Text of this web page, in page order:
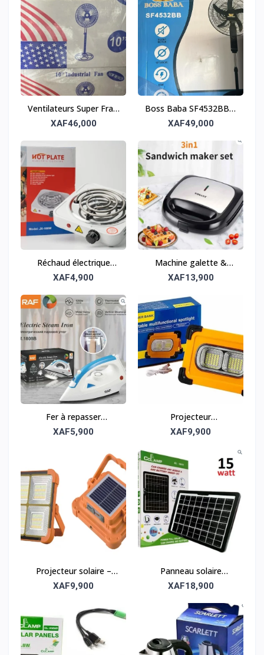
Ventilateurs Super Frais
– Carton de 4 pour un
XAF46,000
Boss Baba SF4532BB –
Ventilateur sur pied à
de 2)
XAF49,000
Réchaud électrique
portable JX-100W –
XAF4,900
Machine galette &
sandwich 3-en-1 –
XAF13,900
Fer à repasser
électrique – Repassage
XAF5,900
Projecteur
multifonctionnel –
XAF9,900
Projecteur solaire –
Puissant et étanche
XAF9,900
Panneau solaire
portable CclLAMP CL-
XAF18,900